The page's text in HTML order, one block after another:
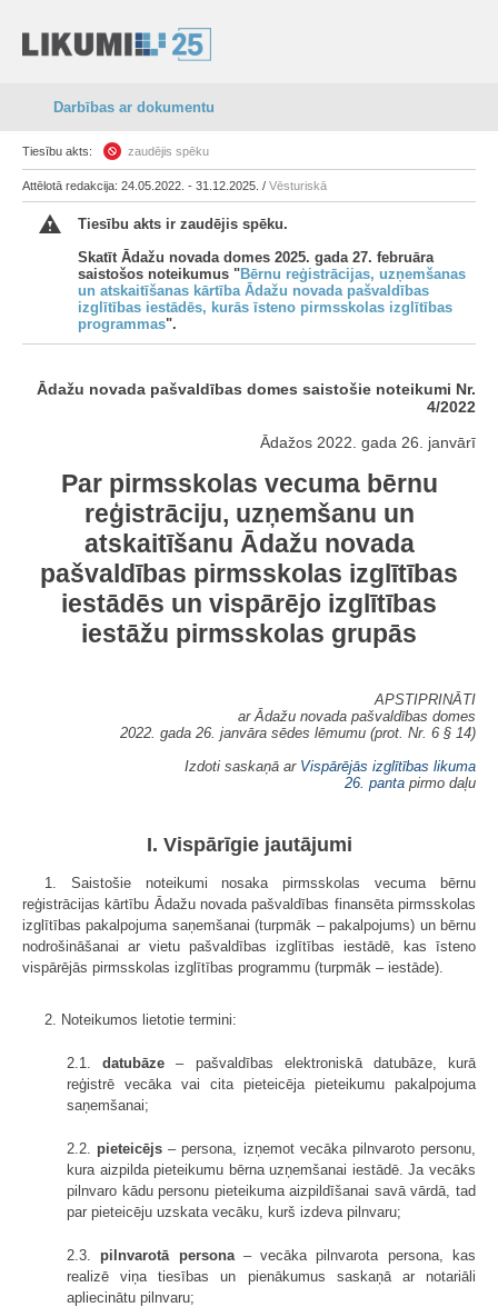
Darbības ar dokumentu
Tiesību akts: zaudējis spēku
Attēlotā redakcija: 24.05.2022. - 31.12.2025. / Vēsturiskā
Tiesību akts ir zaudējis spēku.
Skatīt Ādažu novada domes 2025. gada 27. februāra
saistošos noteikumus "Bērnu reģistrācijas, uzņemšanas
un atskaitīšanas kārtība Ādažu novada pašvaldības
izglītības iestādēs, kurās īsteno pirmsskolas izglītības
programmas".
Ādažu novada pašvaldības domes saistošie noteikumi Nr.
4/2022
Ādažos 2022. gada 26. janvārī
Par pirmsskolas vecuma bērnu
reģistrāciju, uzņemšanu un
atskaitīšanu Ādažu novada
pašvaldības pirmsskolas izglītības
iestādēs un vispārējo izglītības
iestāžu pirmsskolas grupās
APSTIPRINĀTI
ar Ādažu novada pašvaldības domes
2022. gada 26. janvāra sēdes lēmumu (prot. Nr. 6 § 14)
Izdoti saskaņā ar Vispārējās izglītības likuma
26. panta pirmo daļu
I. Vispārīgie jautājumi
1. Saistošie noteikumi nosaka pirmsskolas vecuma bērnu
reģistrācijas kārtību Ādažu novada pašvaldības finansēta pirmsskolas
izglītības pakalpojuma saņemšanai (turpmāk – pakalpojums) un bērnu
nodrošināšanai ar vietu pašvaldības izglītības iestādē, kas īsteno
vispārējās pirmsskolas izglītības programmu (turpmāk – iestāde).
2. Noteikumos lietotie termini:
2.1.datubāze – pašvaldības elektroniskā datubāze, kurā
reģistrē vecāka vai cita pieteicēja pieteikumu pakalpojuma
saņemšanai;
2.2. pieteicējs – persona, izņemot vecāka pilnvaroto personu,
kura aizpilda pieteikumu bērna uzņemšanai iestādē. Ja vecāks
pilnvaro kādu personu pieteikuma aizpildīšanai savā vārdā, tad
par pieteicēju uzskata vecāku, kurš izdeva pilnvaru;
2.3. pilnvarotā persona– vecāka pilnvarota persona, kas
realizē viņa tiesības un pienākumus saskaņā ar notariāli
apliecinātu pilnvaru;